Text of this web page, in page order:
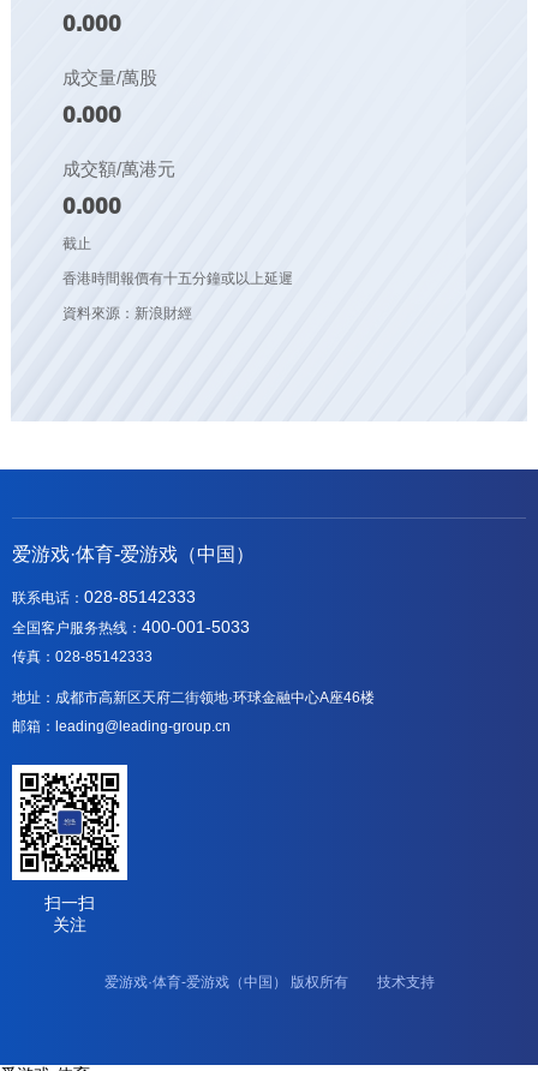
0.000
成交量/萬股
0.000
成交額/萬港元
0.000
截止
香港時間報價有十五分鐘或以上延遲
資料來源：新浪財經
爱游戏·体育-爱游戏（中国）
联系电话： 028-85142333
全国客户服务热线： 400-001-5033
传真：028-85142333
地址：成都市高新区天府二街领地·环球金融中心A座46楼
邮箱：leading@leading-group.cn
扫一扫
关注
爱游戏·体育-爱游戏（中国） 版权所有 技术支持